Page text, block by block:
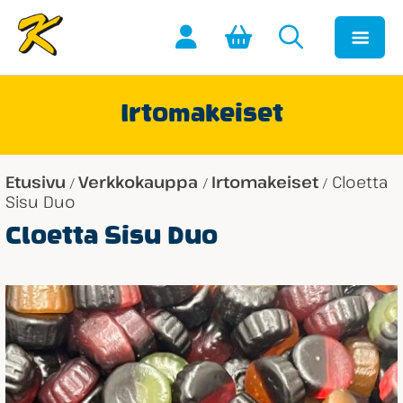
Irtomakeiset
Etusivu / Verkkokauppa / Irtomakeiset / Cloetta
Sisu Duo
Cloetta Sisu Duo